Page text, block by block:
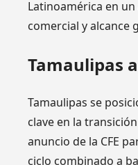
Latinoamérica en
comercial y alcance
Tamaulipas
Tamaulipas se
clave en la
anuncio de la CFE
ciclo combinado a